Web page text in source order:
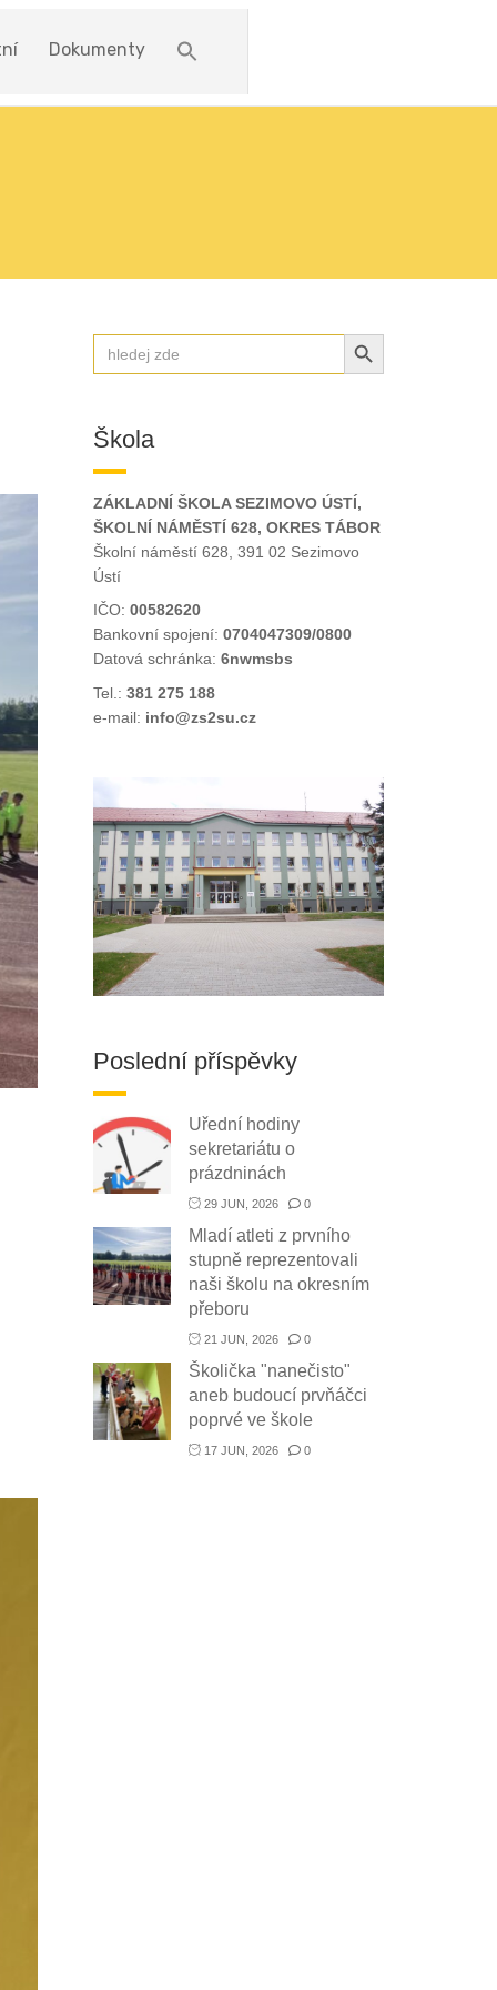
Dokumenty
Search
for:
SEARCH BUTTON
Škola
ZÁKLADNÍ ŠKOLA SEZIMOVO ÚSTÍ,
ŠKOLNÍ NÁMĚSTÍ 628, OKRES TÁBOR
Školní náměstí 628, 391 02 Sezimovo
Ústí
IČO: 00582620
Bankovní spojení: 0704047309/0800
Datová schránka: 6nwmsbs
Tel.: 381 275 188
e-mail: info@zs2su.cz
Poslední příspěvky
Uřední hodiny
sekretariátu o
prázdninách
29 JUN, 2026 0
Mladí atleti z prvního
stupně reprezentovali
naši školu na okresním
přeboru
21 JUN, 2026 0
Školička "nanečisto"
aneb budoucí prvňáčci
poprvé ve škole
17 JUN, 2026 0